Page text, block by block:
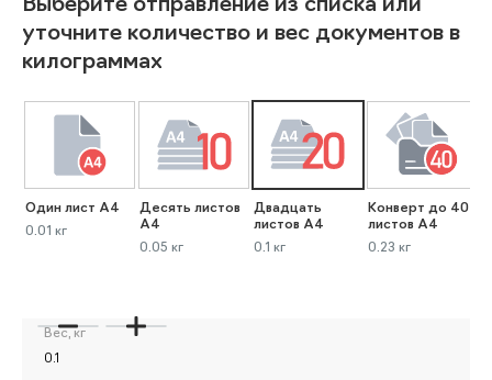
Выберите отправление из списка или
уточните количество и вес документов в
килограммах
Один лист А4
0.01 кг
Десять листов
А4
0.05 кг
Двадцать
листов А4
0.1 кг
Конверт до 40
листов А4
0.23 кг
Вес, кг